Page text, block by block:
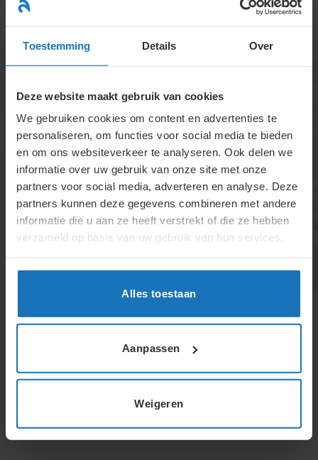
Toestemming Details Over
Deze website maakt gebruik van cookies
We gebruiken cookies om content en advertenties te
personaliseren, om functies voor social media te bieden
en om ons websiteverkeer te analyseren. Ook delen we
informatie over uw gebruik van onze site met onze
partners voor social media, adverteren en analyse. Deze
partners kunnen deze gegevens combineren met andere
informatie die u aan ze heeft verstrekt of die ze hebben
verzameld op basis van uw gebruik van hun services.
Alles toestaan
Aanpassen
Weigeren
naar
inhoud
Specialisten informatie
– bij hoofdstuk 3.7
zekerheid. Een werknemer moet namelijk niet
verwijtbaar werkloos zijn en beschikbaar voor de